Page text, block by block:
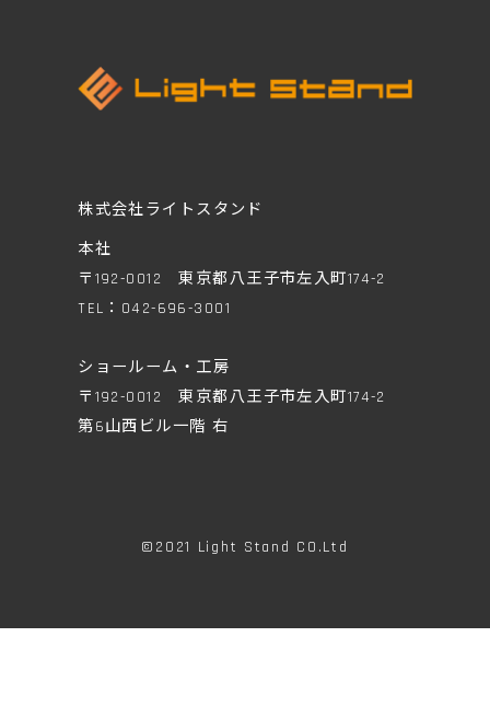
株式会社ライトスタンド
本社
〒192-0012 東京都八王子市左入町174-2
TEL：042-696-3001
ショールーム・工房
〒192-0012 東京都八王子市左入町174-2
第6山西ビル一階 右
©2021 Light Stand CO.Ltd